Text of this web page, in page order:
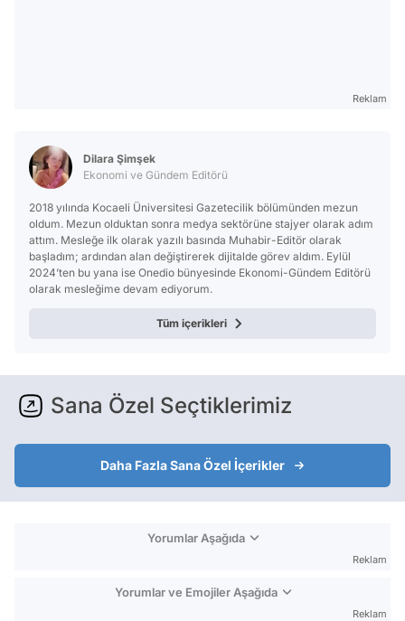
Reklam
Dilara Şimşek
Ekonomi ve Gündem Editörü
2018 yılında Kocaeli Üniversitesi Gazetecilik bölümünden mezun
oldum. Mezun olduktan sonra medya sektörüne stajyer olarak adım
attım. Mesleğe ilk olarak yazılı basında Muhabir-Editör olarak
başladım; ardından alan değiştirerek dijitalde görev aldım. Eylül
2024’ten bu yana ise Onedio bünyesinde Ekonomi-Gündem Editörü
olarak mesleğime devam ediyorum.
Tüm içerikleri
Sana Özel Seçtiklerimiz
Daha Fazla Sana Özel İçerikler
Yorumlar Aşağıda
Reklam
Yorumlar ve Emojiler Aşağıda
Reklam